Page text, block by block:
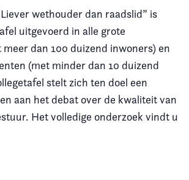
wethouder dan raadslid” is
uitgevoerd in alle grote
dan 100 duizend inwoners) en
(met minder dan 10 duizend
stelt zich ten doel een
aan het debat over de kwaliteit van
Het volledige onderzoek vindt u